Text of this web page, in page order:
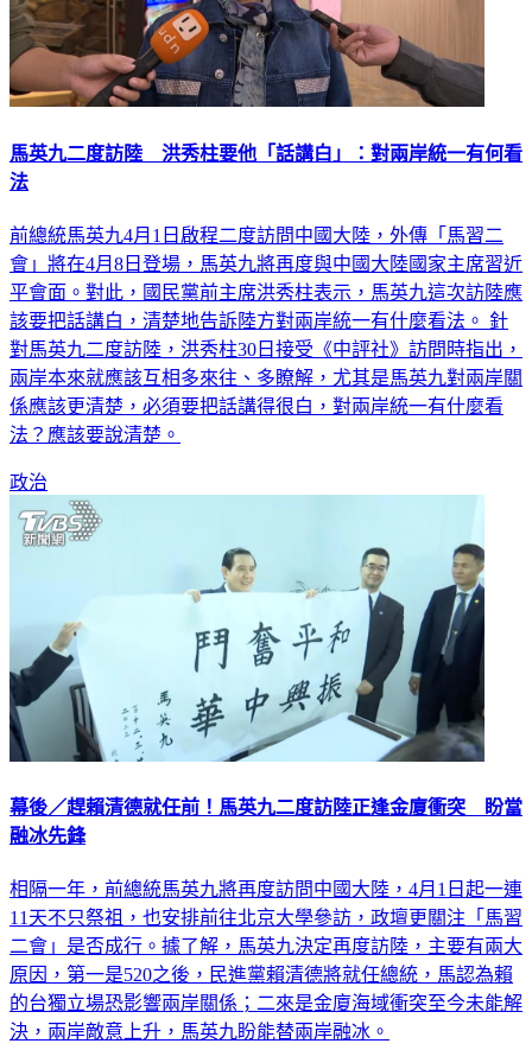
馬英九二度訪陸 洪秀柱要他「話講白」：對兩岸統一有何看
法
前總統馬英九4月1日啟程二度訪問中國大陸，外傳「馬習二
會」將在4月8日登場，馬英九將再度與中國大陸國家主席習近
平會面。對此，國民黨前主席洪秀柱表示，馬英九這次訪陸應
該要把話講白，清楚地告訴陸方對兩岸統一有什麼看法。 針
對馬英九二度訪陸，洪秀柱30日接受《中評社》訪問時指出，
兩岸本來就應該互相多來往、多瞭解，尤其是馬英九對兩岸關
係應該更清楚，必須要把話講得很白，對兩岸統一有什麼看
法？應該要說清楚。
政治
幕後／趕賴清德就任前！馬英九二度訪陸正逢金廈衝突 盼當
融冰先鋒
相隔一年，前總統馬英九將再度訪問中國大陸，4月1日起一連
11天不只祭祖，也安排前往北京大學參訪，政壇更關注「馬習
二會」是否成行。據了解，馬英九決定再度訪陸，主要有兩大
原因，第一是520之後，民進黨賴清德將就任總統，馬認為賴
的台獨立場恐影響兩岸關係；二來是金廈海域衝突至今未能解
決，兩岸敵意上升，馬英九盼能替兩岸融冰。